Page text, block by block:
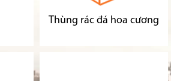
Thùng rác đá hoa cương